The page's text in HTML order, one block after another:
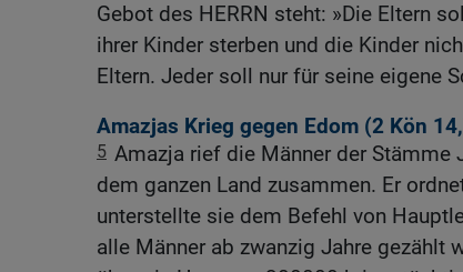
Gebot des HERRN steht: »Die Eltern
ihrer Kinder sterben und die Kinder
Eltern. Jeder soll nur für seine eigene
Amazjas Krieg gegen Edom (2 Kön
5 Amazja rief die Männer der Stämme
dem ganzen Land zusammen. Er
unterstellte sie dem Befehl von
alle Männer ab zwanzig Jahre gezählt